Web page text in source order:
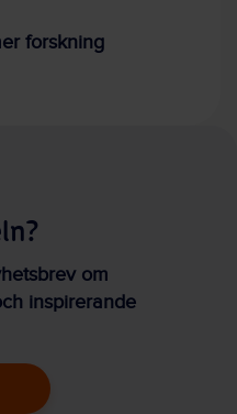
forskning
om
inspirerande